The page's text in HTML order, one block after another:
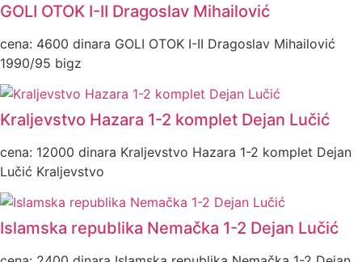
GOLI OTOK I-II Dragoslav Mihailović
cena: 4600 dinara GOLI OTOK I-II Dragoslav Mihailović
1990/95 bigz
Kraljevstvo Hazara 1-2 komplet Dejan Lučić
cena: 12000 dinara Kraljevstvo Hazara 1-2 komplet Dejan
Lučić Kraljevstvo
Islamska republika Nemačka 1-2 Dejan Lučić